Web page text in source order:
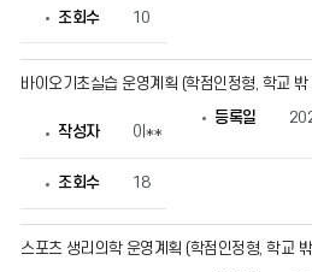
목,
작
성
일,
수
정
보
조회수 10
바이오기초실습 운영계획 (학점인정형, 학교
작성자 이**
등록일
조회수 18
스포츠 생리의학 운영계획 (학점인정형, 학교